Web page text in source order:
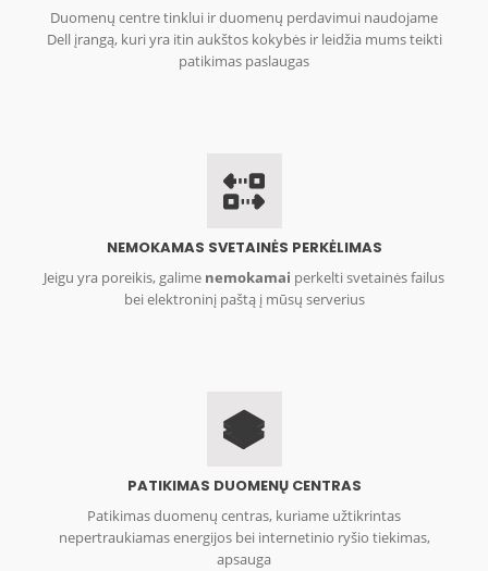
Duomenų centre tinklui ir duomenų perdavimui naudojame
Dell įrangą, kuri yra itin aukštos kokybės ir leidžia mums teikti
patikimas paslaugas
NEMOKAMAS SVETAINĖS PERKĖLIMAS
Jeigu yra poreikis, galime nemokamai perkelti svetainės failus
bei elektroninį paštą į mūsų serverius
PATIKIMAS DUOMENŲ CENTRAS
Patikimas duomenų centras, kuriame užtikrintas
nepertraukiamas energijos bei internetinio ryšio tiekimas,
apsauga